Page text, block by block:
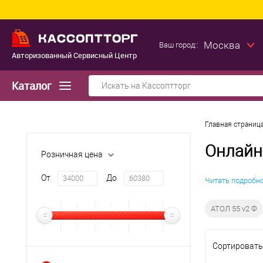
Авторизованный Сервисный Центр
Ваш город:: Москва
Каталог
Розничная цена
От До
Главная
Читать
АТОЛ 55 v2 Ф